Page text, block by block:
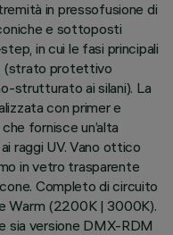
in pressofusione di
e sottoposti
in cui le fasi principali
(strato protettivo
strutturato ai silani). La
con primer e
fornisce un’alta
raggi UV. Vano ottico
in vetro trasparente
Completo di circuito
Warm (2200K | 3000K).
sia versione DMX-RDM